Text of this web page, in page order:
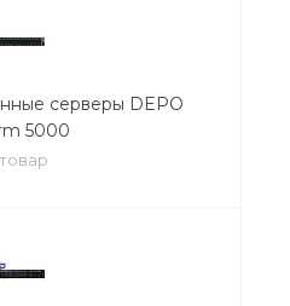
серверы DEPO
5000
товар